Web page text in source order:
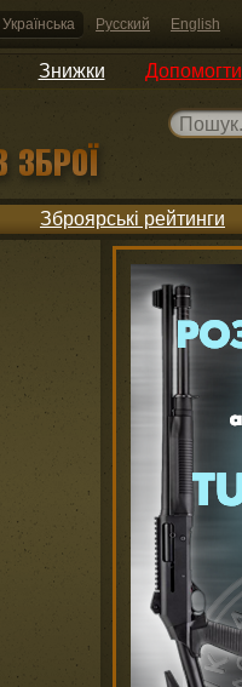
Українська Русский English
Знижки Допомогти
Зброярські рейтинги